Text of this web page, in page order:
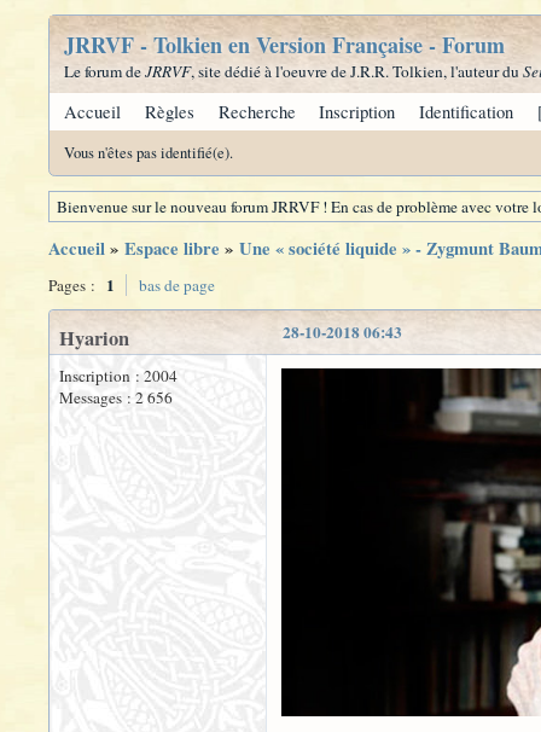
JRRVF - Tolkien en Version Française - Forum
Le forum deJRRVF, site dédié à l'oeuvre de J.R.R. Tolkien, l'auteur du
Accueil Règles Recherche Inscription Identification
Vous n'êtes pas identifié(e).
Bienvenue sur le nouveau forum JRRVF ! En cas de problème avec
Accueil» Espace libre » Une « société liquide » - Zygmunt
Pages : 1 bas de page
28-10-2018 06:43
Hyarion
Inscription : 2004
Messages : 2 656